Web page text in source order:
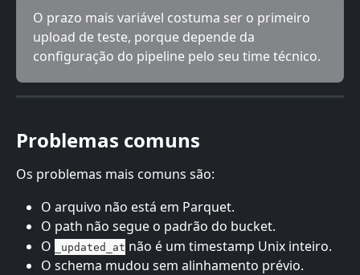
O prazo mais variável costuma ser o primeiro
upload de teste, porque depende da
configuração do pipeline pelo seu time técnico.
Problemas comuns
Os problemas mais comuns são:
O arquivo não está em Parquet.
O path não segue o padrão do bucket.
O
_updated_at não é um timestamp Unix inteiro.
O schema mudou sem alinhamento prévio.